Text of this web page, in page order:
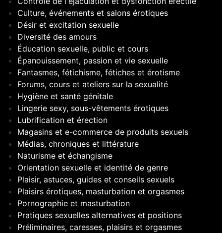
Culture, événements et salons érotiques
Désir et excitation sexuelle
Diversité des amours
Éducation sexuelle, public et cours
Épanouissement, passion et vie sexuelle
Fantasmes, fétichisme, fétiches et érotisme
Forums, cours et ateliers sur la sexualité
Hygiène et santé génitale
Lingerie sexy, sous-vêtements érotiques
Lubrification et érection
Magasins et e-commerce de produits sexuels
Médias, chroniques et littérature
Naturisme et échangisme
Orientation sexuelle et identité de genre
Plaisir, astuces, guides et conseils sexuels
Plaisirs érotiques, masturbation et orgasmes
Pornographie et masturbation
Pratiques sexuelles alternatives et positions
Préliminaires, caresses, plaisirs et orgasmes